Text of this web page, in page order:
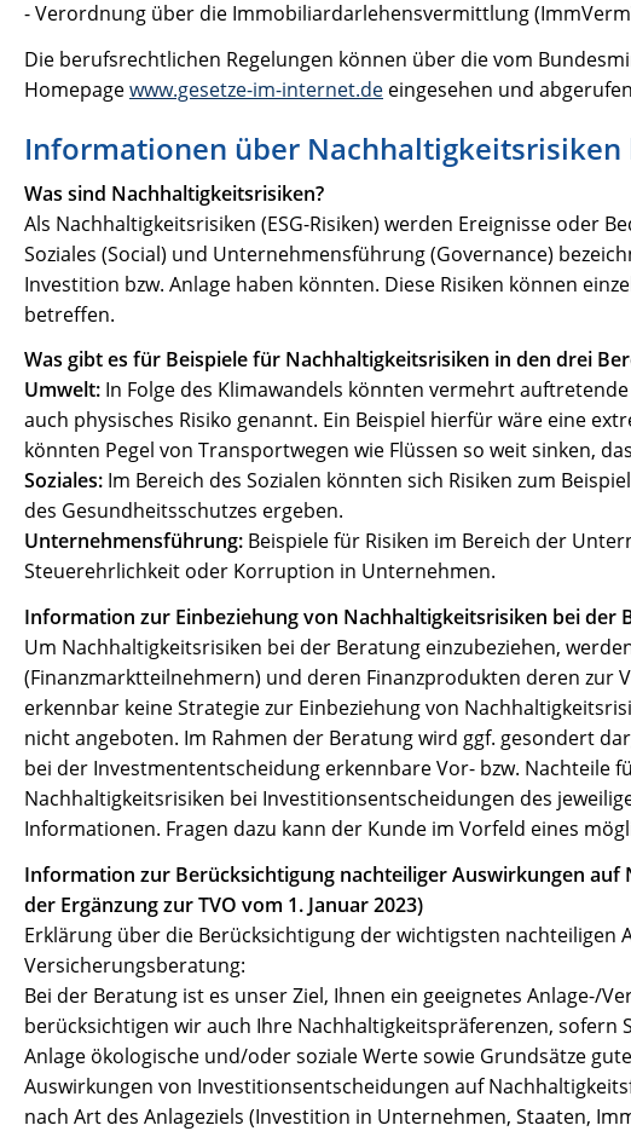
- Verordnung über die Immobiliardarlehensvermittlung
Die berufsrechtlichen Regelungen können über die vom
Homepagewww.gesetze-im-internet.de eingesehen und
Informationen über Nachhaltigkeitsrisiken
Was sind Nachhaltigkeitsrisiken?
Als Nachhaltigkeitsrisiken (ESG-Risiken) werden Ereignisse oder
Soziales (Social) und Unternehmensführung (Governance)
Investition bzw. Anlage haben könnten. Diese Risiken können
betreffen.
Was gibt es für Beispiele für Nachhaltigkeitsrisiken in den drei
Umwelt: In Folge des Klimawandels könnten vermehrt
auch physisches Risiko genannt. Ein Beispiel hierfür wäre eine
könnten Pegel von Transportwegen wie Flüssen so weit sinken,
Soziales: Im Bereich des Sozialen könnten sich Risiken zum
des Gesundheitsschutzes ergeben.
Unternehmensführung: Beispiele für Risiken im Bereich der
Steuerehrlichkeit oder Korruption in Unternehmen.
Information zur Einbeziehung von Nachhaltigkeitsrisiken bei der
Um Nachhaltigkeitsrisiken bei der Beratung einzubeziehen,
(Finanzmarktteilnehmern) und deren Finanzprodukten deren
erkennbar keine Strategie zur Einbeziehung von
nicht angeboten. Im Rahmen der Beratung wird ggf. gesondert
bei der Investmententscheidung erkennbare Vor- bzw. Nachteile
Nachhaltigkeitsrisiken bei Investitionsentscheidungen des
Informationen. Fragen dazu kann der Kunde im Vorfeld eines
Information zur Berücksichtigung nachteiliger Auswirkungen
der Ergänzung zur TVO vom 1. Januar 2023)
Erklärung über die Berücksichtigung der wichtigsten
Versicherungsberatung:
Bei der Beratung ist es unser Ziel, Ihnen ein geeignetes Anlage-/
berücksichtigen wir auch Ihre Nachhaltigkeitspräferenzen, sofern
Anlage ökologische und/oder soziale Werte sowie Grundsätze
Auswirkungen von Investitionsentscheidungen auf
nach Art des Anlageziels (Investition in Unternehmen, Staaten,